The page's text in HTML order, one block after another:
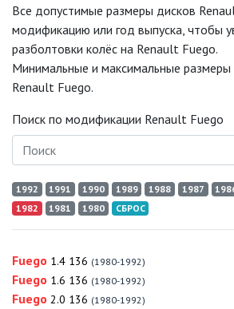
Все допустимые размеры дисков
модификацию или год выпуска, чтобы
разболтовки колёс на Renault Fuego.
Минимальные и максимальные размеры
Renault Fuego.
Поиск по модификации Renault Fuego
1992 1991 1990 1989 1988 1987
1982
1981 1980 СБРОС
Fuego 1.4 136 (1980-1992)
Fuego 1.6 136 (1980-1992)
Fuego 2.0 136 (1980-1992)